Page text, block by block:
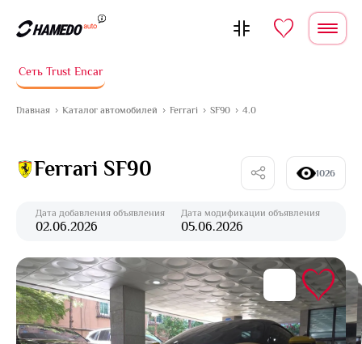
Сеть Trust Encar
Главная Каталог автомобилей Ferrari SF90 4.0
Ferrari SF90 1026
Дата добавления объявления
02.06.2026
Дата модификации объявления
05.06.2026